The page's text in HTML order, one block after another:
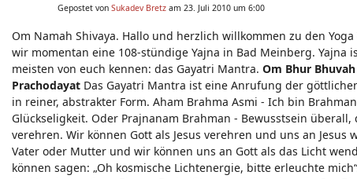
Gepostet von Sukadev Bretz am 23. Juli 2010 um 6:00
Om Namah Shivaya. Hallo und herzlich willkommen zu den
wir momentan eine 108-stündige Yajna in Bad Meinberg.
meisten von euch kennen: das Gayatri Mantra. Om Bhur
Prachodayat Das Gayatri Mantra ist eine Anrufung der
in reiner, abstrakter Form. Aham Brahma Asmi - Ich bin
Glückseligkeit. Oder Prajnanam Brahman - Bewusstsein
verehren. Wir können Gott als Jesus verehren und uns an
Vater oder Mutter und wir können uns an Gott als das Licht
können sagen: „Oh kosmische Lichtenergie, bitte erleuchte